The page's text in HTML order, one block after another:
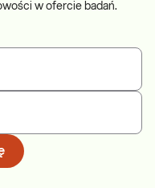
w ofercie badań.